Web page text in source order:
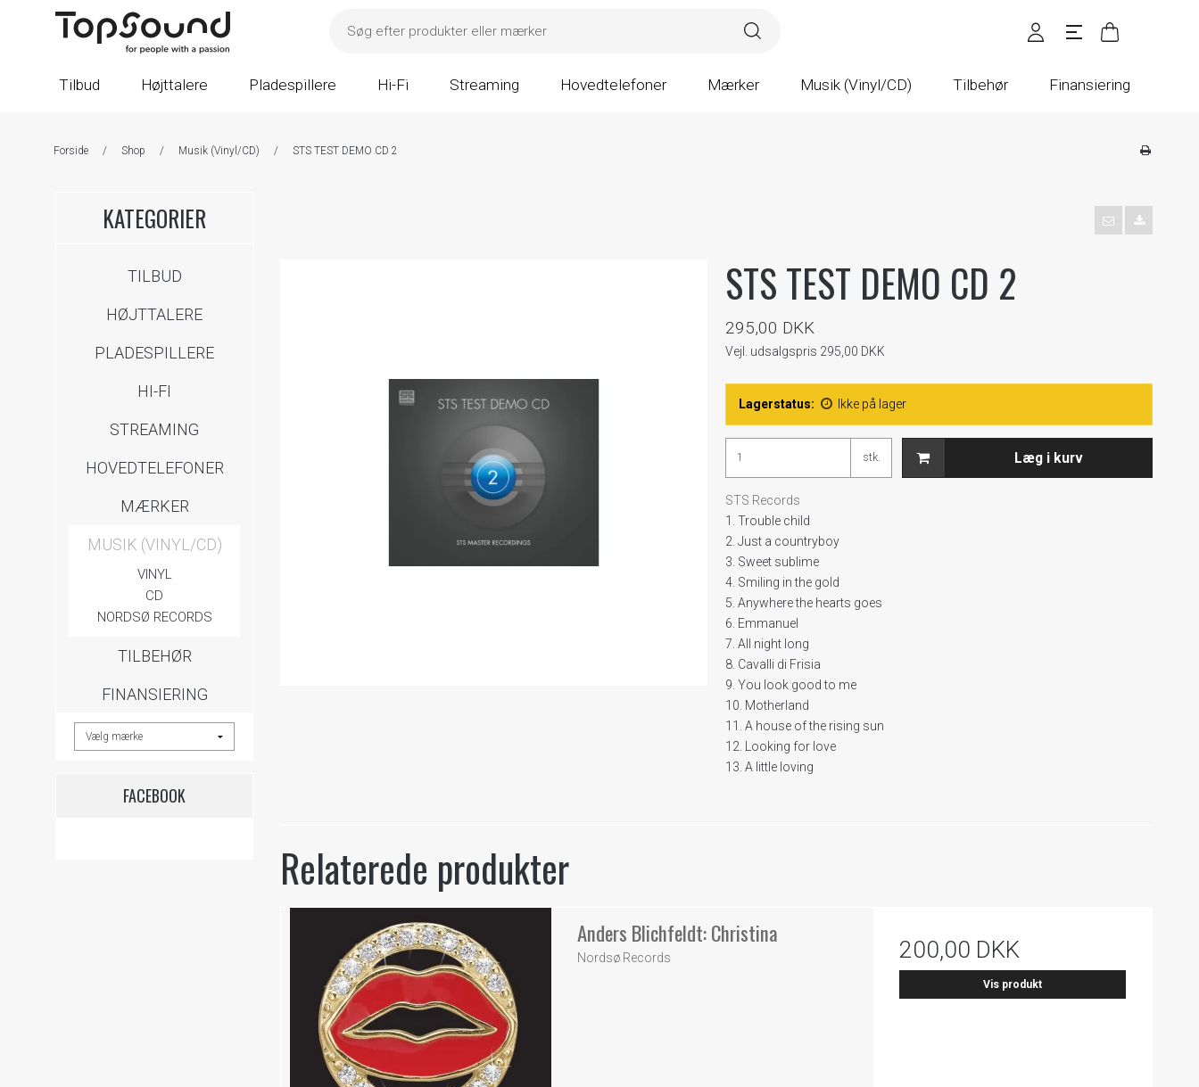
Tilbud Højttalere Pladespillere Hi-Fi Streaming Hovedtelefoner Mærker Musik (Vinyl/CD) Tilbehør Finansiering
Forside / Shop / Musik (Vinyl/CD) / STS TEST DEMO CD 2
KATEGORIER
TILBUD
HØJTTALERE
PLADESPILLERE
HI-FI
STREAMING
HOVEDTELEFONER
MÆRKER
MUSIK (VINYL/CD)
VINYL
CD
NORDSØ RECORDS
TILBEHØR
FINANSIERING
FACEBOOK
STS TEST DEMO CD 2
295,00 DKK
Vejl. udsalgspris 295,00 DKK
Lagerstatus: Ikke på lager
stk. Læg i kurv
STS Records
1. Trouble child
2. Just a countryboy
3. Sweet sublime
4. Smiling in the gold
5. Anywhere the hearts goes
6. Emmanuel
7. All night long
8. Cavalli di Frisia
9. You look good to me
10. Motherland
11. A house of the rising sun
12. Looking for love
13. A little loving
Relaterede produkter
Anders Blichfeldt: Christina
Nordsø Records 200,00 DKK
Vis produkt